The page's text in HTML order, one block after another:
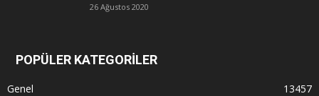
26 Ağustos 2020
POPÜLER KATEGORİLER
Genel
13457